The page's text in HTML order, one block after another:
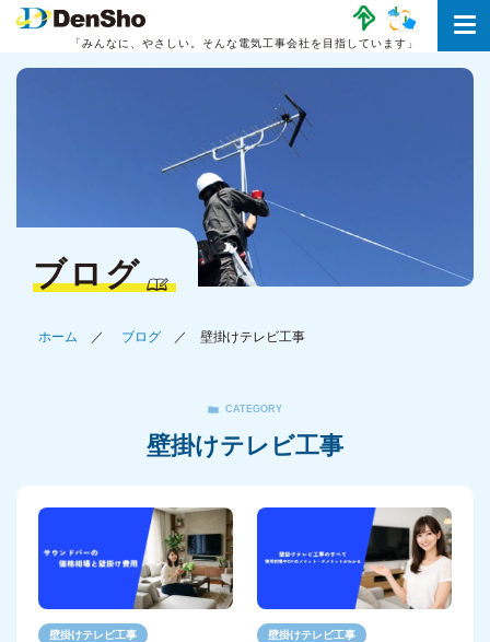
「みんなに、やさしい。 そんな電気工事会社を目指しています」
ブログ
ホーム ブログ 壁掛けテレビ工事
CATEGORY
壁掛けテレビ工事
壁掛けテレビ工事 壁掛けテレビ工事